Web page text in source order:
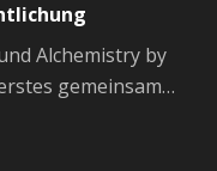
Alchemistry by
gemeinsam…